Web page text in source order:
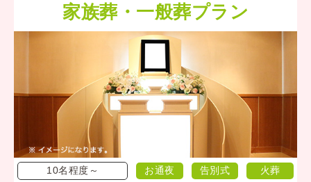
家族葬・一般葬プラン
10名程度～ お通夜 告別式 火葬